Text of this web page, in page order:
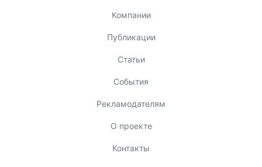
Компании
Публикации
Статьи
События
Рекламодателям
О проекте
Контакты